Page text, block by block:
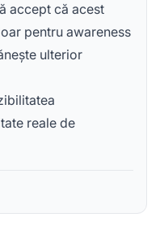
accept că acest
pentru awareness
ulterior
reale de